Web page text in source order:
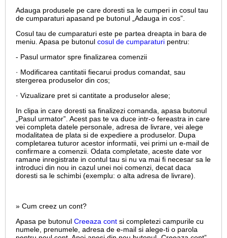
Adauga produsele pe care doresti sa le cumperi in cosul tau
de cumparaturi apasand pe butonul „Adauga in cos”.
Cosul tau de cumparaturi este pe partea dreapta in bara de
meniu. Apasa pe butonul cosul de cumparaturi pentru:
- Pasul urmator spre finalizarea comenzii
· Modificarea cantitatii fiecarui produs comandat, sau
stergerea produselor din cos;
· Vizualizare pret si cantitate a produselor alese;
In clipa in care doresti sa finalizezi comanda, apasa butonul
„Pasul urmator”. Acest pas te va duce intr-o fereastra in care
vei completa datele personale, adresa de livrare, vei alege
modalitatea de plata si de expediere a produselor. Dupa
completarea tuturor acestor informatii, vei primi un e-mail de
confirmare a comenzii. Odata completate, aceste date vor
ramane inregistrate in contul tau si nu va mai fi necesar sa le
introduci din nou in cazul unei noi comenzi, decat daca
doresti sa le schimbi (exemplu: o alta adresa de livrare).
» Cum creez un cont?
Apasa pe butonul Creeaza cont si completezi campurile cu
numele, prenumele, adresa de e-mail si alege-ti o parola